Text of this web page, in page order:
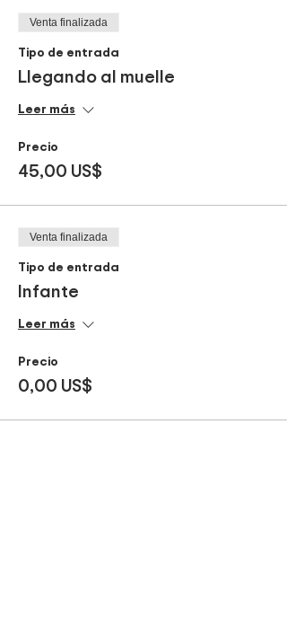
Venta finalizada
Tipo de entrada
Llegando al muelle
Leer más
Precio
45,00 US$
Venta finalizada
Tipo de entrada
Infante
Leer más
Precio
0,00 US$